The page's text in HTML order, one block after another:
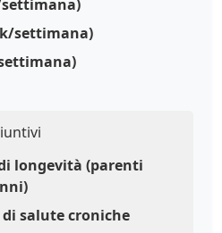
settimana)
settimana)
longevità (parenti
salute croniche